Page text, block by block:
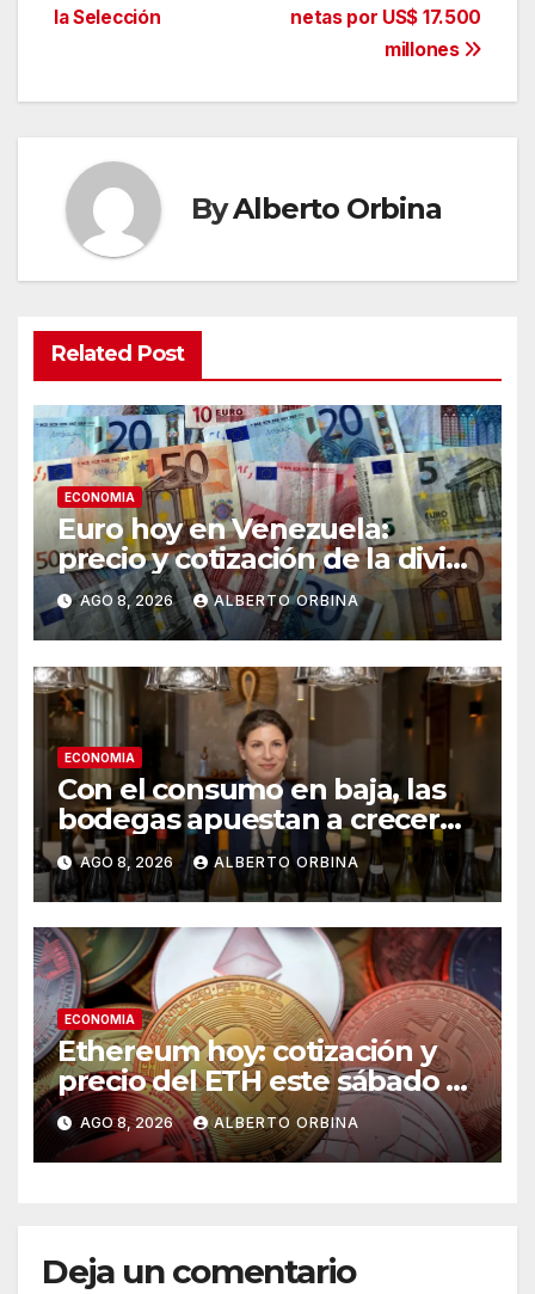
netas por US$ 17.500
millones
la Selección
ByAlberto Orbina
Related Post
ECONOMIA
Euro hoy en Venezuela:
precio y cotización de la divisa
este sábado 8 de agosto de
2026
AGO 8, 2026 ALBERTO ORBINA
ECONOMIA
Con el consumo en baja, las
bodegas apuestan a crecer
transformando el vino
argentino en una experiencia
gourmet
AGO 8, 2026 ALBERTO ORBINA
ECONOMIA
Ethereum hoy: cotización y
precio del ETH este sábado 8
de agosto de 2026
AGO 8, 2026 ALBERTO ORBINA
Deja un comentario